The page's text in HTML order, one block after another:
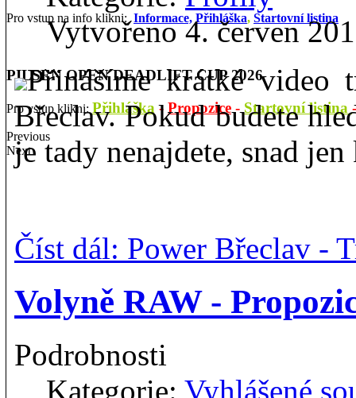
Pro vstup na info klikni: Informace, Přihláška, Startovní listina
PILSEN OPEN DEADLIFT CUP 2026
Pro vstup klikni: Přihláška - Propozice - Startovní listina
Previous
Next
Vytvořeno 4. červen
Přinášíme krátké video
Břeclav. Pokud budete
je tady nenajdete, snad
Číst dál: Power Břeclav -
Volyně RAW -
Podrobnosti
Kategorie: Vyhlášené